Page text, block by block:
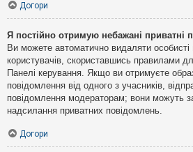
Догори
Я постійно отримую небажані приватні
Ви можете автоматично видаляти особисті
користувачів, скориставшись правилами
Панелі керування. Якщо ви отримуєте
повідомлення від одного з учасників,
повідомлення модераторам; вони можуть
надсилання приватних повідомлень.
Догори